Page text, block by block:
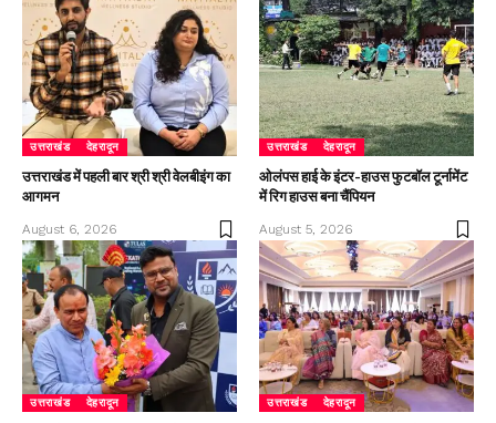
उत्तराखंड देहरादून
उत्तराखंड में पहली बार श्री श्री वेलबीइंग का
आगमन
August 6, 2026
उत्तराखंड देहरादून
ओलंपस हाई के इंटर-हाउस फुटबॉल टूर्नामेंट
में रिग हाउस बना चैंपियन
August 5, 2026
उत्तराखंड देहरादून उत्तराखंड देहरादून